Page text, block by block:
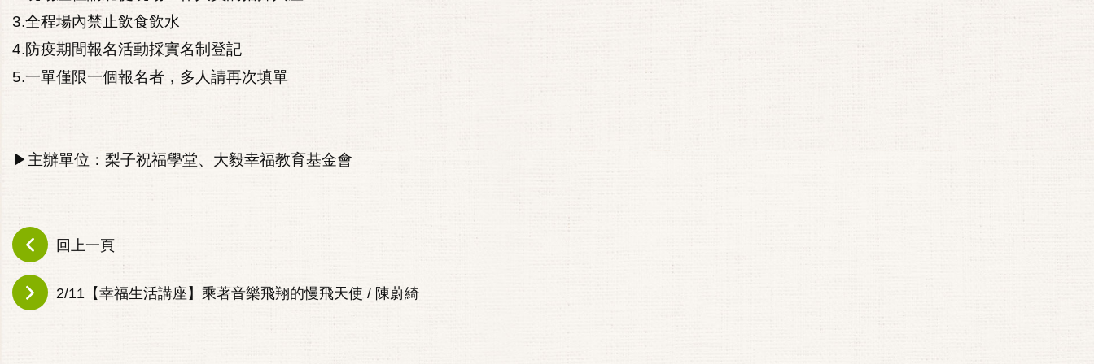
3.全程場內禁止飲食飲水
4.防疫期間報名活動採實名制登記
5.一單僅限一個報名者，多人請再次填單
▶主辦單位：梨子祝福學堂、大毅幸福教育基金會
回上一頁
2/11【幸福生活講座】乘著音樂飛翔的慢飛天使 / 陳蔚綺